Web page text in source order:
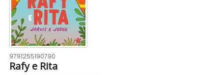
9791255190790
Rafy e Rita